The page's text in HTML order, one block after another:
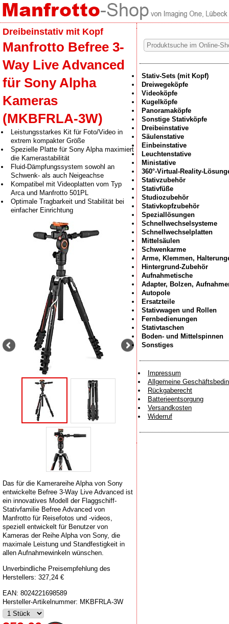
Dreibeinstativ mit Kopf
Manfrotto Befree 3-
Way Live Advanced
für Sony Alpha
Kameras
(MKBFRLA-3W)
Leistungsstarkes Kit für Foto/Video in
extrem kompakter Größe
Spezielle Platte für Sony Alpha maximiert
die Kamerastabilität
Fluid-Dämpfungssystem sowohl an
Schwenk- als auch Neigeachse
Kompatibel mit Videoplatten vom Typ
Arca und Manfrotto 501PL
Optimale Tragbarkeit und Stabilität bei
einfacher Einrichtung
Das für die Kamerareihe Alpha von Sony
entwickelte Befree 3-Way Live Advanced ist
ein innovatives Modell der Flaggschiff-
Stativfamilie Befree Advanced von
Manfrotto für Reisefotos und -videos,
speziell entwickelt für Benutzer von
Kameras der Reihe Alpha von Sony, die
maximale Leistung und Standfestigkeit in
allen Aufnahmewinkeln wünschen.
Unverbindliche Preisempfehlung des
Herstellers: 327,24 €
EAN: 8024221698589
Hersteller-Artikelnummer: MKBFRLA-3W
Stativ-Sets (mit Kopf)
Dreiwegeköpfe
Videoköpfe
Kugelköpfe
Panoramaköpfe
Sonstige Stativköpfe
Dreibeinstative
Säulenstative
Einbeinstative
Leuchtenstative
Ministative
360°-Virtual-Reality-
Stativzubehör
Stativfüße
Studiozubehör
Stativkopfzubehör
Speziallösungen
Schnellwechselsysteme
Schnellwechselplatten
Mittelsäulen
Schwenkarme
Arme, Klemmen,
Hintergrund-Zubehör
Aufnahmetische
Adapter, Bolzen,
Autopole
Ersatzteile
Stativwagen und Rollen
Fernbedienungen
Stativtaschen
Boden- und Mittelspinnen
Sonstiges
Impressum
Allgemeine
Rückgaberecht
Batterieentsorgung
Versandkosten
Widerruf